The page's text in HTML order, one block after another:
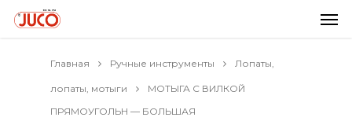
Главная Ручные инструменты Лопаты,
лопаты, мотыги
МОТЫГА С ВИЛКОЙ
ПРЯМОУГОЛЬН — БОЛЬШАЯ